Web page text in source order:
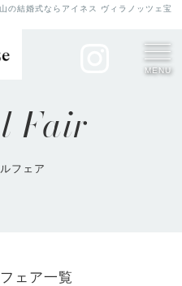
の結婚式ならアイネス ヴィラノッツェ宝
MENU
Fair
フェア
ェア一覧